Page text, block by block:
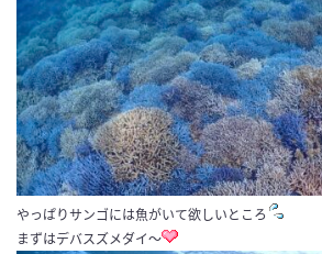
やっぱりサンゴには魚がいて欲しいところ
まずはデバスズメダイ〜